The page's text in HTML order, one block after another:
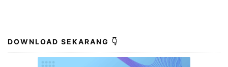
DOWNLOAD SEKARANG 👇